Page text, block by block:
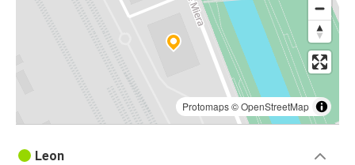
Protomaps©OpenStreetMap
Leon